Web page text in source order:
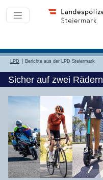
LPD Berichte aus der LPD Steiermark
Sicher auf zwei Rädern